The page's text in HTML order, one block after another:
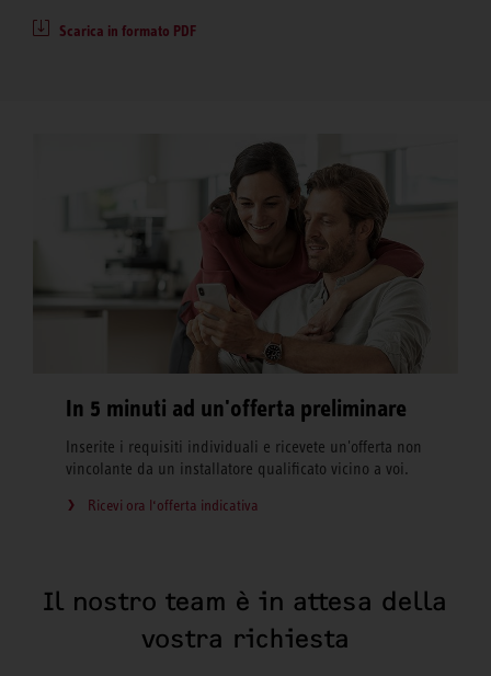
Scarica in formato PDF
In 5 minuti ad un'offerta preliminare
Inserite i requisiti individuali e ricevete un'offerta non
vincolante da un installatore qualificato vicino a voi.
Ricevi ora l‘offerta indicativa
Il nostro team è in attesa della
vostra richiesta